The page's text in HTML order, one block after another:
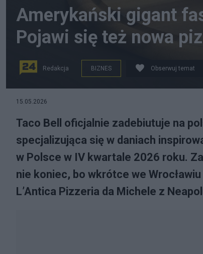
Amerykański gigant
Pojawi się też nowa
Redakcja BIZNES Obserwuj temat
15.05.2026
Taco Bell oficjalnie zadebiutuje na
specjalizująca się w daniach
w Polsce w IV kwartale 2026 roku.
nie koniec, bo wkrótce we
L’Antica Pizzeria da Michele z